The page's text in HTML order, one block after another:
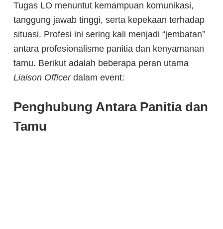
Tugas LO menuntut kemampuan komunikasi,
tanggung jawab tinggi, serta kepekaan terhadap
situasi. Profesi ini sering kali menjadi “jembatan”
antara profesionalisme panitia dan kenyamanan
tamu. Berikut adalah beberapa peran utama
Liaison Officerdalam event:
Penghubung Antara Panitia dan
Tamu